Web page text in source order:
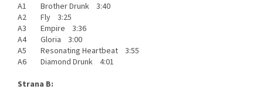
A1 Brother Drunk 3:40
A2 Fly 3:25
A3 Empire 3:36
A4 Gloria 3:00
A5 Resonating Heartbeat 3:55
A6 Diamond Drunk 4:01
Strana B: